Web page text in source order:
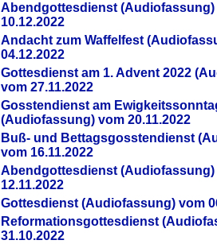
Abendgottesdienst (Audiofassung)
10.12.2022
Andacht zum Waffelfest
04.12.2022
Gottesdienst am 1. Advent 2022
vom 27.11.2022
Gosstendienst am
(Audiofassung) vom 20.11.2022
Buß- und Bettagsgosstendienst
vom 16.11.2022
Abendgottesdienst (Audiofassung)
12.11.2022
Gottesdienst (Audiofassung) vom
Reformationsgottesdienst
31.10.2022